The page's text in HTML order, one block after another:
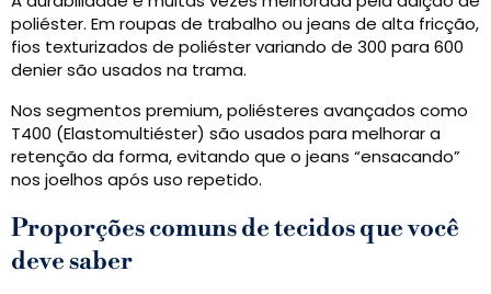
poliéster. Em roupas de trabalho ou jeans de alta fricção,
fios texturizados de poliéster variando de 300 para 600
denier são usados ​​na trama.
Nos segmentos premium, poliésteres avançados como
T400 (Elastomultiéster) são usados ​​para melhorar a
retenção da forma, evitando que o jeans “ensacando”
nos joelhos após uso repetido.
Proporções comuns de tecidos que você
deve saber